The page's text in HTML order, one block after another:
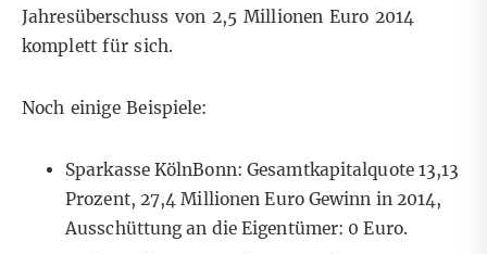
Jahresüberschuss von 2,5 Millionen Euro 2014
komplett für sich.
Noch einige Beispiele:
Sparkasse KölnBonn: Gesamtkapitalquote 13,13
Prozent, 27,4 Millionen Euro Gewinn in 2014,
Ausschüttung an die Eigentümer: 0 Euro.